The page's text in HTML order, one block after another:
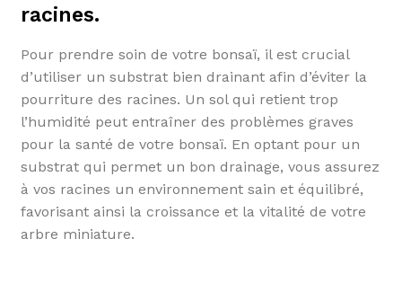
racines.
Pour prendre soin de votre bonsaï, il est crucial
d’utiliser un substrat bien drainant afin d’éviter la
pourriture des racines. Un sol qui retient trop
l’humidité peut entraîner des problèmes graves
pour la santé de votre bonsaï. En optant pour un
substrat qui permet un bon drainage, vous assurez
à vos racines un environnement sain et équilibré,
favorisant ainsi la croissance et la vitalité de votre
arbre miniature.